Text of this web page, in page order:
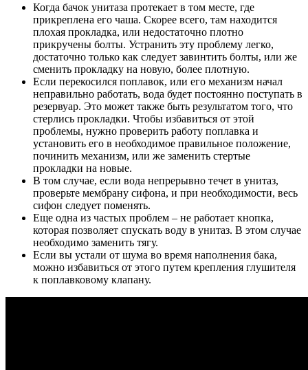
Когда бачок унитаза протекает в том месте, где
прикреплена его чаша. Скорее всего, там находится
плохая прокладка, или недостаточно плотно
прикручены болты. Устранить эту проблему легко,
достаточно только как следует завинтить болты, или же
сменить прокладку на новую, более плотную.
Если перекосился поплавок, или его механизм начал
неправильно работать, вода будет постоянно поступать в
резервуар. Это может также быть результатом того, что
стерлись прокладки. Чтобы избавиться от этой
проблемы, нужно проверить работу поплавка и
установить его в необходимое правильное положение,
починить механизм, или же заменить стертые
прокладки на новые.
В том случае, если вода непрерывно течет в унитаз,
проверьте мембрану сифона, и при необходимости, весь
сифон следует поменять.
Еще одна из частых проблем – не работает кнопка,
которая позволяет спускать воду в унитаз. В этом случае
необходимо заменить тягу.
Если вы устали от шума во время наполнения бака,
можно избавиться от этого путем крепления глушителя
к поплавковому клапану.